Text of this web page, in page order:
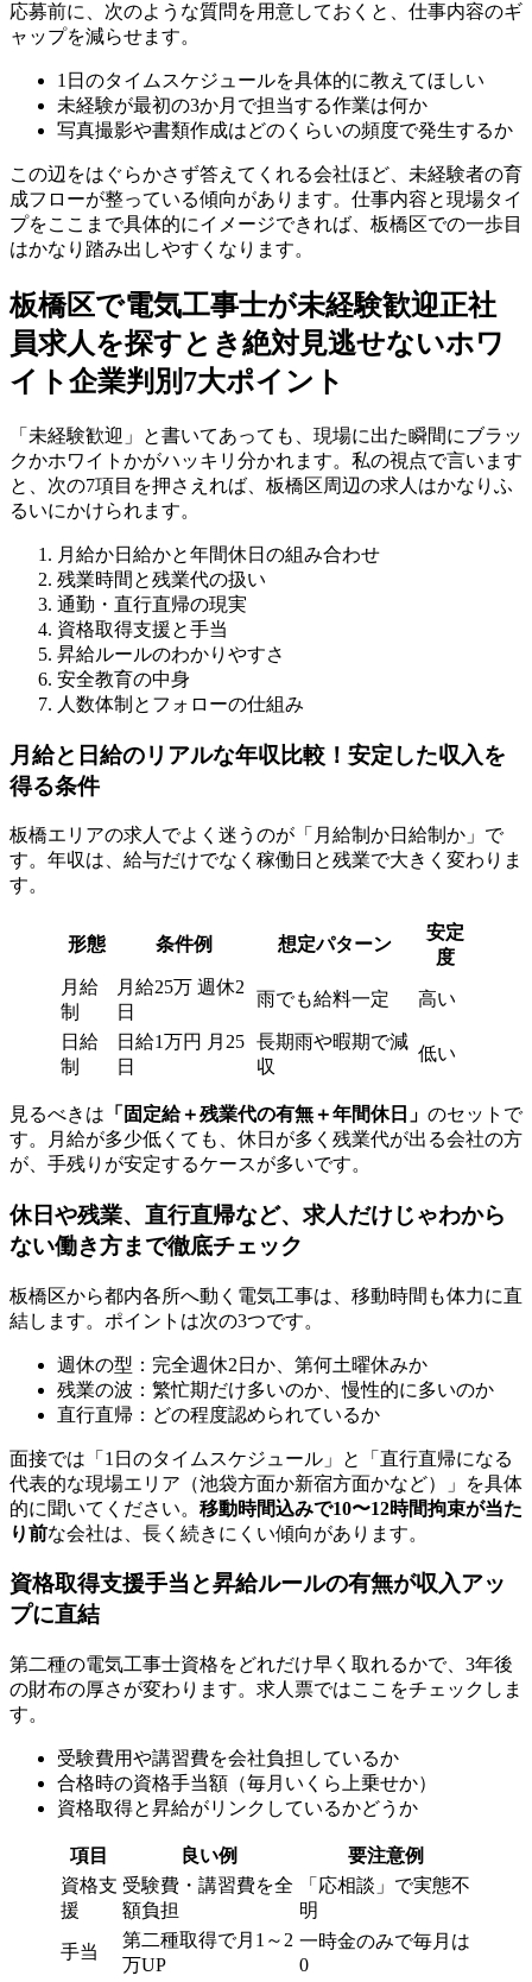
応募前に、次のような質問を用意しておくと、仕事内容のギ
ャップを減らせます。
1日のタイムスケジュールを具体的に教えてほしい
未経験が最初の3か月で担当する作業は何か
写真撮影や書類作成はどのくらいの頻度で発生するか
この辺をはぐらかさず答えてくれる会社ほど、未経験者の育
成フローが整っている傾向があります。仕事内容と現場タイ
プをここまで具体的にイメージできれば、板橋区での一歩目
はかなり踏み出しやすくなります。
板橋区で電気工事士が未経験歓迎正社
員求人を探すとき絶対見逃せないホワ
イト企業判別7大ポイント
「未経験歓迎」と書いてあっても、現場に出た瞬間にブラッ
クかホワイトかがハッキリ分かれます。私の視点で言います
と、次の7項目を押さえれば、板橋区周辺の求人はかなりふ
るいにかけられます。
月給か日給かと年間休日の組み合わせ
残業時間と残業代の扱い
通勤・直行直帰の現実
資格取得支援と手当
昇給ルールのわかりやすさ
安全教育の中身
人数体制とフォローの仕組み
月給と日給のリアルな年収比較！安定した収入を
得る条件
板橋エリアの求人でよく迷うのが「月給制か日給制か」で
す。年収は、給与だけでなく稼働日と残業で大きく変わりま
す。
形態 条件例 想定パターン
安定
度
月給
制
月給25万 週休2
日
雨でも給料一定 高い
日給
制
日給1万円 月25
日
長期雨や暇期で減
収
低い
見るべきは 「固定給＋残業代の有無＋年間休日」 のセットで
す。月給が多少低くても、休日が多く残業代が出る会社の方
が、手残りが安定するケースが多いです。
休日や残業、直行直帰など、求人だけじゃわから
ない働き方まで徹底チェック
板橋区から都内各所へ動く電気工事は、移動時間も体力に直
結します。ポイントは次の3つです。
週休の型：完全週休2日か、第何土曜休みか
残業の波：繁忙期だけ多いのか、慢性的に多いのか
直行直帰：どの程度認められているか
面接では「1日のタイムスケジュール」と「直行直帰になる
代表的な現場エリア（池袋方面か新宿方面かなど）」を具体
的に聞いてください。 移動時間込みで10〜12時間拘束が当た
り前な会社は、長く続きにくい傾向があります。
資格取得支援手当と昇給ルールの有無が収入アッ
プに直結
第二種の電気工事士資格をどれだけ早く取れるかで、3年後
の財布の厚さが変わります。求人票ではここをチェックしま
す。
受験費用や講習費を会社負担しているか
合格時の資格手当額（毎月いくら上乗せか）
資格取得と昇給がリンクしているかどうか
項目 良い例
要注意例
資格支
援
受験費・講習費を全
額負担
「応相談」で実態不
明
手当
第二種取得で月1～2
万UP
一時金のみで毎月は
0